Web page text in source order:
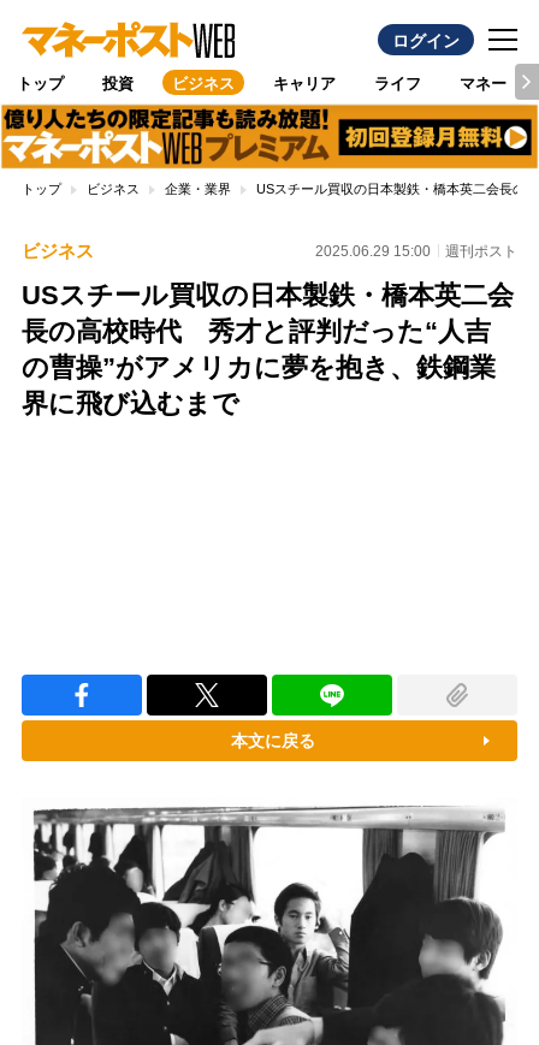
ログイン
トップ 投資 ビジネス キャリア ライフ マネー
トップ ビジネス 企業・業界 USスチール買収の日本製鉄・橋本英二会長の
ビジネス 2025.06.29 15:00 週刊ポスト
USスチール買収の日本製鉄・橋本英二会
長の高校時代 秀才と評判だった“人吉
の曹操”がアメリカに夢を抱き、鉄鋼業
界に飛び込むまで
本文に戻る